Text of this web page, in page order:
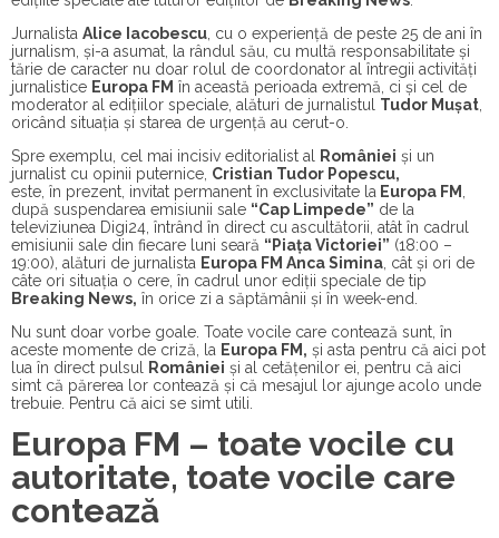
Jurnalista Alice Iacobescu , cu o experiență de peste 25 de ani în
jurnalism, și-a asumat, la rândul său, cu multă responsabilitate și
tărie de caracter nu doar rolul de coordonator al întregii activități
jurnalistice Europa FM în această perioada extremă, ci și cel de
moderator al edițiilor speciale, alături de jurnalistul Tudor Mușat
oricând situația și starea de urgență au cerut-o.
Spre exemplu, cel mai incisiv editorialist al
României și un
jurnalist cu opinii puternice, Cristian Tudor Popescu,
este, în prezent, invitat permanent în exclusivitate la Europa FM
după suspendarea emisiunii sale “Cap Limpede” de la
televiziunea Digi24, întrând în direct cu ascultătorii, atât în cadrul
emisiunii sale din fiecare luni seară “Piața Victoriei” (18:00 –
19:00), alături de jurnalista Europa FM Anca Simina , cât și ori de
câte ori situația o cere, în cadrul unor ediții speciale de tip
Breaking News, în orice zi a săptămânii și în week-end.
Nu sunt doar vorbe goale. Toate vocile care contează sunt, în
aceste momente de criză, la Europa FM, și asta pentru că aici pot
lua în direct pulsul
României și al cetățenilor ei, pentru că aici
simt că părerea lor contează și că mesajul lor ajunge acolo unde
trebuie. Pentru că aici se simt utili.
Europa FM – toate vocile cu
autoritate, toate vocile care
contează